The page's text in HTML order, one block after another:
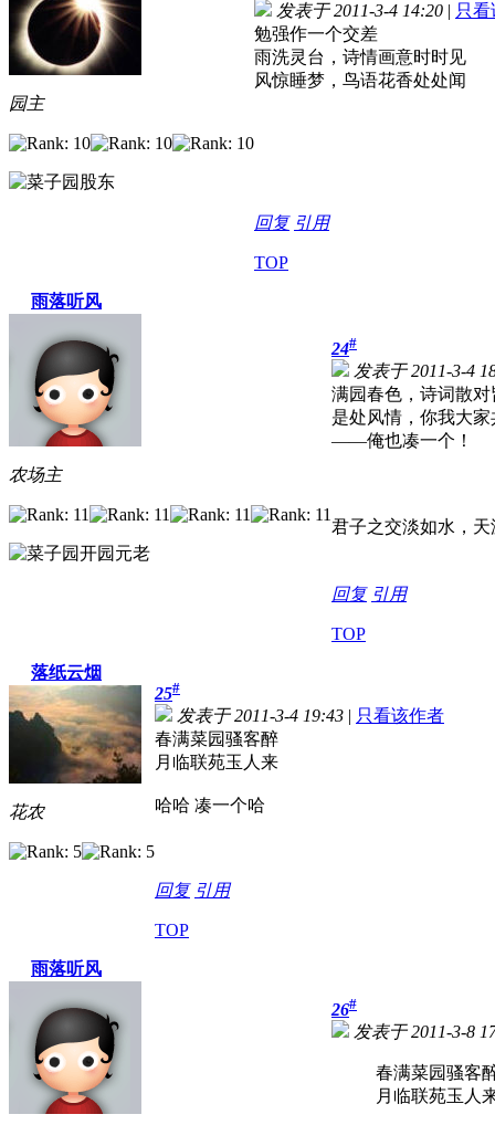
园主
发表于 2011-3-4 14:20 | 只
勉强作一个交差
雨洗灵台，诗情画意时时见
风惊睡梦，鸟语花香处处闻
回复 引用
TOP
雨落听风
农场主
24#
发表于 2011-3-4
满园春色，诗词散对
是处风情，你我大
——俺也凑一个！
君子之交淡如水，
回复 引用
TOP
落纸云烟
花农
25#
发表于 2011-3-4 19:43 | 只看该作者
春满菜园骚客醉
月临联苑玉人来
哈哈 凑一个哈
回复 引用
TOP
雨落听风
26#
发表于 2011-3-8
春满菜园骚客
月临联苑玉人